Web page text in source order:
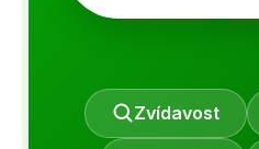
Zvídavost